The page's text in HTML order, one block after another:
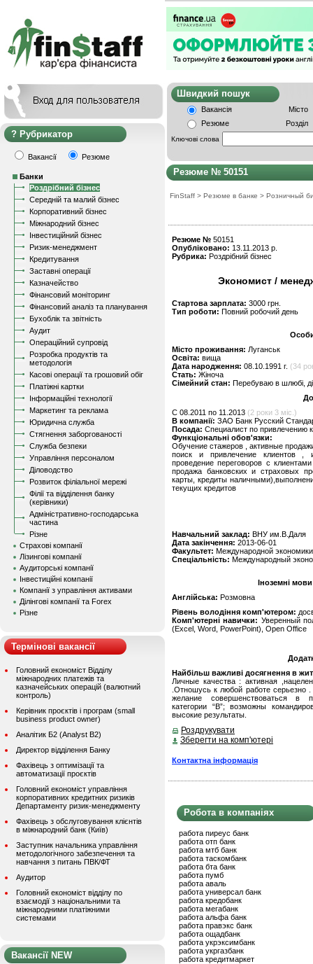
Рубрикатор
Вакансії Резюме
Банки
Роздрібний бізнес
Середній та малий бізнес
Корпоративний бізнес
Міжнародний бізнес
Інвестиційний бізнес
Ризик-менеджмент
Кредитування
Заставні операції
Казначейство
Фінансовий моніторинг
Фінансовий аналіз та планування
Бухоблік та звітність
Аудит
Операційний супровід
Розробка продуктів та
методологія
Касові операції та грошовий обіг
Платіжні картки
Інформаційні технології
Маркетинг та реклама
Юридична служба
Стягнення заборгованості
Служба безпеки
Управління персоналом
Діловодство
Розвиток філіальної мережі
Філії та відділення банку
(керівники)
Адміністративно-господарська
частина
Різне
Страхові компанії
Лізингові компанії
Аудиторські компанії
Інвестиційні компанії
Компанії з управління активами
Ділінгові компанії та Forex
Різне
Термінові вакансії
Головний економіст Відділу
міжнародних платежів та
казначейських операцій (валютний
контроль)
Керівник проєктів і програм (small
business product owner)
Аналітик Б2 (Analyst B2)
Директор відділення Банку
Фахівець з оптимізації та
автоматизації проєктів
Головний економіст управління
корпоративних кредитних ризиків
Департаменту ризик-менеджменту
Фахівець з обслуговування клієнтів
в міжнародний банк (Київ)
Заступник начальника управління
методологічного забезпечення та
навчання з питань ПВК/ФТ
Аудитор
Головний економіст відділу по
взаємодії з національними та
міжнародними платіжними
системами
Вакансії NEW
Швидкий
Вакансія
Місто
Резюме
Розділ
Ключові слова
Резюме № 50151
FinStaff > Резюме в банке > Розничный
Резюме № 50151
Опубліковано: 13.11.2013 р.
Рубрика: Роздрібний бізнес
Экономист /
Стартова зарплата: 3000 грн.
Тип роботи: Повний робочий день
Місто проживання: Луганськ
Освіта: вища
Дата народження: 08.10.1991 г. (34
Стать: Жіноча
Сімейний стан: Перебуваю в шлюбі,
C 08.2011 по 11.2013 (2 роки 3 міс.)
В компанії: ЗАО Банк Русский
Посада: Специалист по привлечению
Функціональні обов'язки:
Обучение стажеров , активные
поиск и привлечение клиентов ,
проведение переговоров с
продажа банковских и страховых
карты, кредиты
текущих кредитов
Навчальний заклад: ВНУ им.В.Даля
Дата закінчення: 2013-06-01
Факультет: Международной экономики
Спеціальність: Международный
Іноземні
Англійська: Розмовна
Рівень володіння комп'ютером:
Комп'ютерні навички: Уверенный
(Excel, Word, PowerPoint), Open Office
Найбільш важливі досягнення в
Личные качества : активная
.Отношусь к любой работе серьезно
желание совершенствоваться в
категории “В”; возможны
высокие результаты.
Роздрукувати
Зберегти на комп'ютері
Контактна інформація
Робота в компаніях
работа пиреус банк
работа отп банк
работа мтб банк
работа таскомбанк
работа бта банк
работа пумб
работа аваль
работа универсал банк
работа кредобанк
работа мегабанк
работа альфа банк
работа правэкс банк
работа ощадбанк
работа укрэксимбанк
работа укргазбанк
работа кредитмаркет